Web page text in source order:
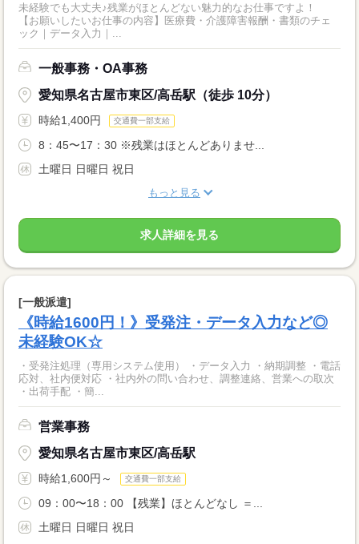
未経験でも大丈夫♪残業がほとんどない魅力的なお仕事ですよ！
【お願いしたいお仕事の内容】医療費・介護障害報酬・書類のチェ
ック｜データ入力｜...
一般事務・OA事務
愛知県名古屋市東区/高岳駅（徒歩 10分）
時給1,400円 交通費一部支給
8：45〜17：30 ※残業はほとんどありませ...
土曜日 日曜日 祝日
もっと見る
求人詳細を見る
[一般派遣]
《時給1600円！》受発注・データ入力など◎
未経験OK☆
・受発注処理（専用システム使用） ・データ入力 ・納期調整 ・電話
応対、社内便対応 ・社内外の問い合わせ、調整連絡、営業への取次
・出荷手配 ・簡...
営業事務
愛知県名古屋市東区/高岳駅
時給1,600円～ 交通費一部支給
09：00〜18：00 【残業】ほとんどなし ＝...
土曜日 日曜日 祝日